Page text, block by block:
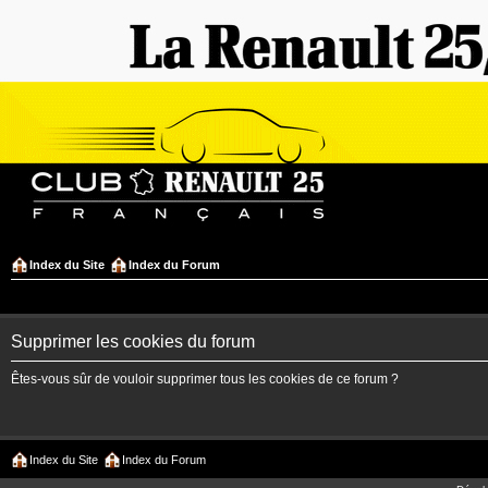
Index du Site Index du Forum
Supprimer les cookies du forum
Êtes-vous sûr de vouloir supprimer tous les cookies de ce forum ?
Index du Site Index du Forum